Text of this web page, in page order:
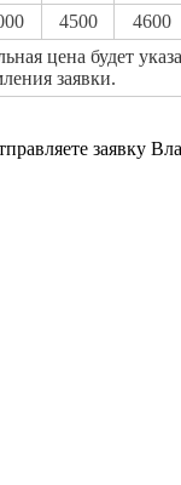
4500
4600
цена будет
заявки.
заявку